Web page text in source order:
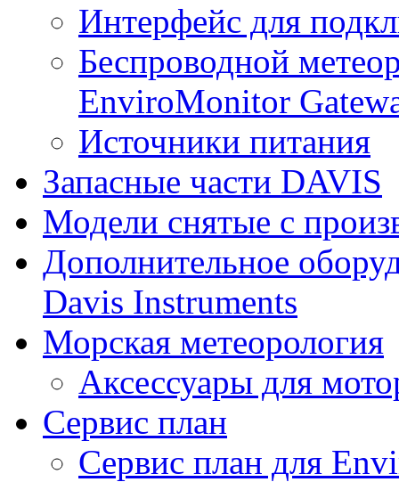
Интерфейс для
Беспроводной
EnviroMonitor
Источники питания
Запасные части DAVIS
Модели снятые с
Дополнительное
Davis Instruments
Морская метеорология
Аксессуары для
Сервис план
Сервис план для